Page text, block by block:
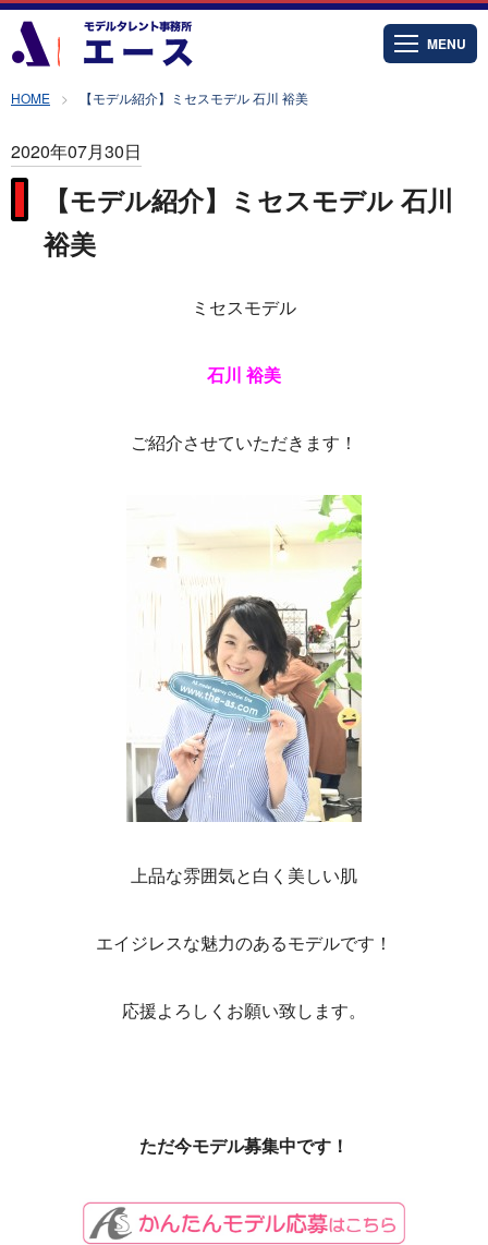
MENU
HOME 【モデル紹介】ミセスモデル 石川 裕美
2020年07月30日
【モデル紹介】ミセスモデル 石川
裕美
ミセスモデル
石川 裕美
ご紹介させていただきます！
上品な雰囲気と白く美しい肌
エイジレスな魅力のあるモデルです！
応援よろしくお願い致します。
ただ今モデル募集中です！